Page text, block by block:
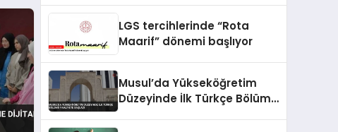
LGS tercihlerinde “Rota
Maarif” dönemi başlıyor
Musul’da Yükseköğretim
Düzeyinde İlk Türkçe Bölümü